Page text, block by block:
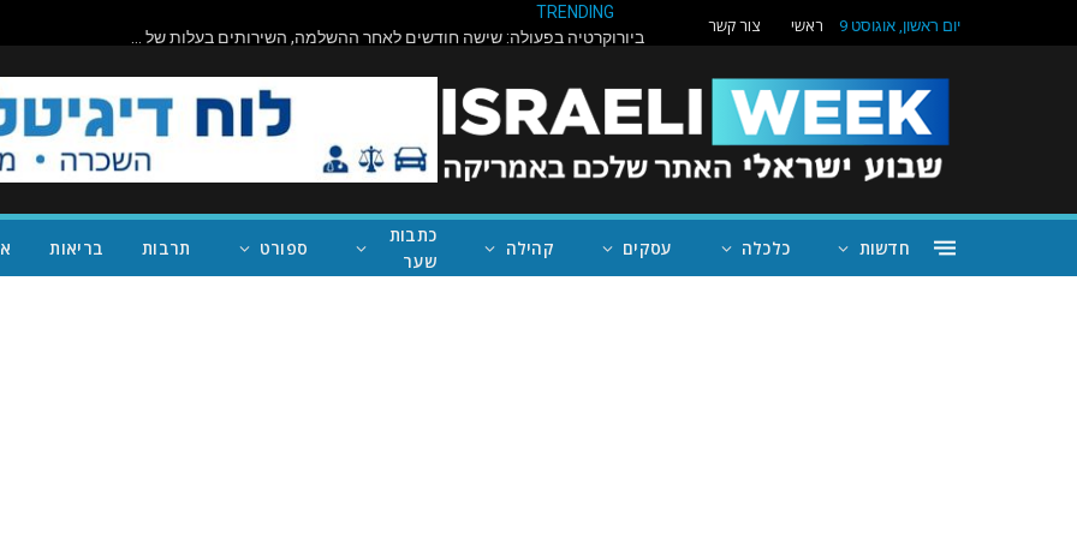
יום ראשון, אוגוסט 9 ראשי צור קשר
TRENDING
ביורוקרטיה בפעולה: שישה חודשים לאחר ההשלמה, השירותים בעלות של מיליון דולר בראניון קניון – במחוז של נית'יה ראמן – עדיין סגורים
חדשות כלכלה עסקים קהילה
כתבות
שער
ספורט תרבות בריאות